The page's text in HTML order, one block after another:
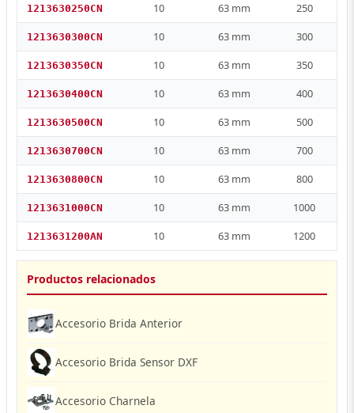
1213630250CN 10 63 mm 250
1213630300CN 10 63 mm 300
1213630350CN 10 63 mm 350
1213630400CN 10 63 mm 400
1213630500CN 10 63 mm 500
1213630700CN 10 63 mm 700
1213630800CN 10 63 mm 800
1213631000CN 10 63 mm 1000
1213631200AN 10 63 mm 1200
Productos relacionados
Accesorio Brida Anterior
Accesorio Brida Sensor DXF
Accesorio Charnela